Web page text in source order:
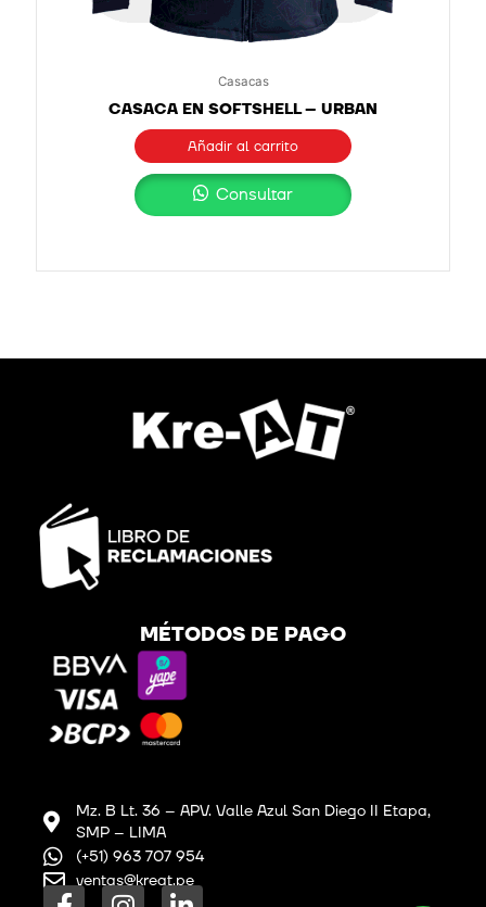
Casacas
CASACA EN SOFTSHELL – URBAN
Añadir al carrito
Consultar
MÉTODOS DE PAGO
Mz. B Lt. 36 – APV. Valle Azul San Diego II Etapa,
SMP – LIMA
(+51) 963 707 954
ventas@kreat.pe